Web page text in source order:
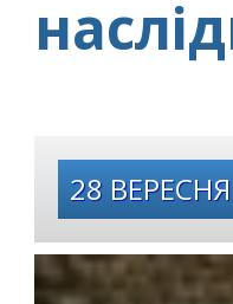
28